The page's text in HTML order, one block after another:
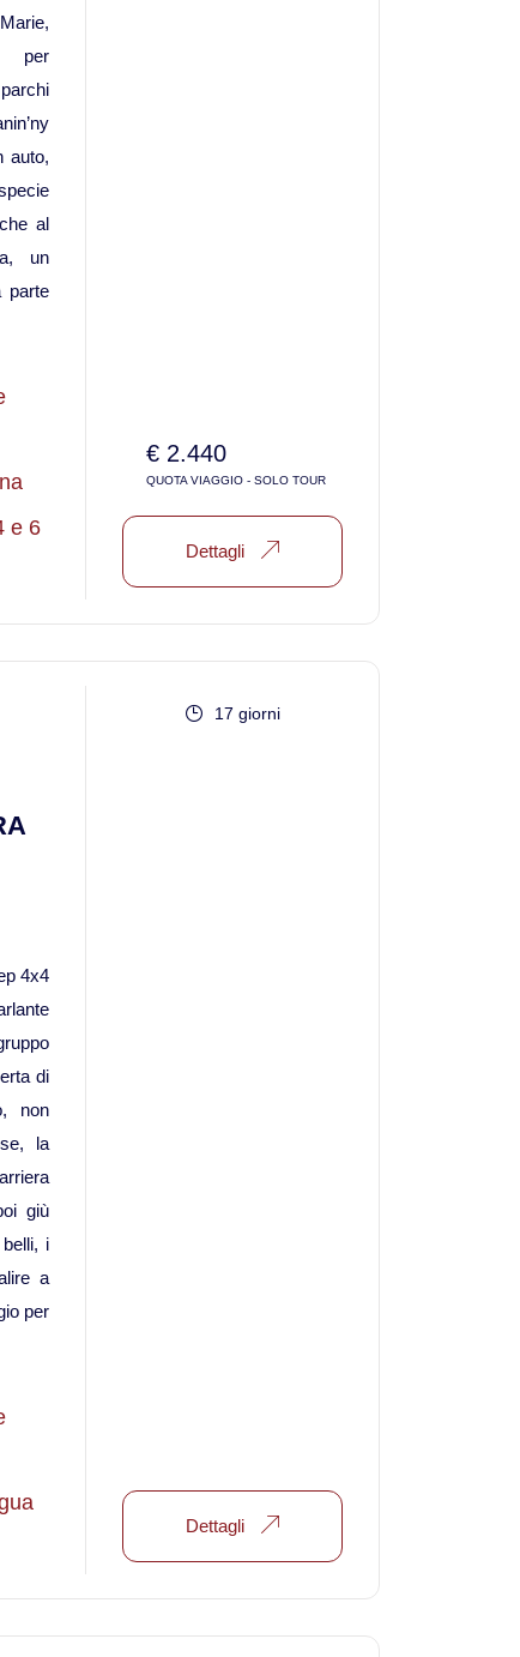
Viaggi in Vietnam
Caucaso
Viaggi in Armenia e Georgia
Viaggi in Cuba
Viaggi in Guatemala
Viaggi in Messico
Viaggi in Nicaragua
Medio Oriente
Viaggi in Arabia Saudita
Viaggi in Oman
Nord America
Viaggi in Alaska
Viaggi in USA
Viaggi in Isole Cook
per
auto,
al
un
parte
e 6
€ 2.440
QUOTA VIAGGIO - SOLO TOUR
Dettagli
4x4
di
non
la
giù
i
a
per
17 giorni
Dettagli